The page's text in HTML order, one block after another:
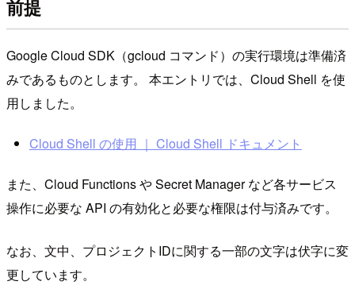
前提
Google Cloud SDK（gcloud コマンド）の実行環境は準備済
みであるものとします。 本エントリでは、Cloud Shell を使
用しました。
Cloud Shell の使用 ｜ Cloud Shell ドキュメント
また、Cloud Functions や Secret Manager など各サービス
操作に必要な API の有効化と必要な権限は付与済みです。
なお、文中、プロジェクトIDに関する一部の文字は伏字に変
更しています。